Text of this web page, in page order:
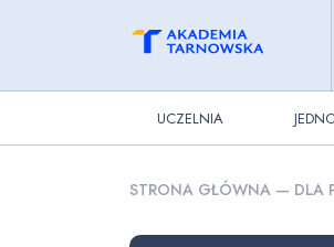
UCZELNIA
STRONA GŁÓWNA — DLA